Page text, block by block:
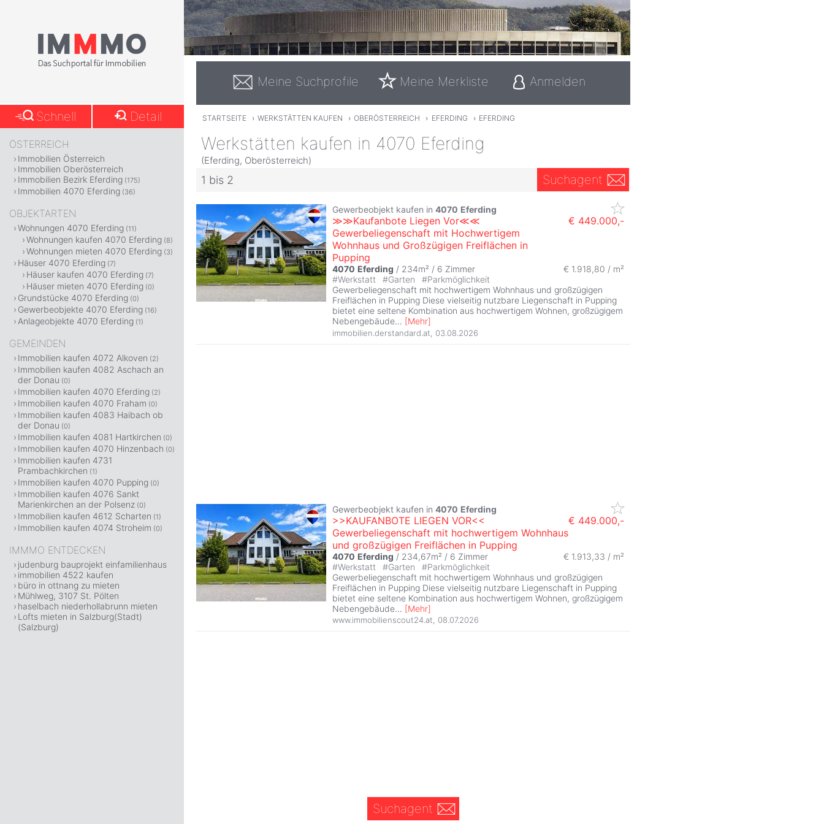
Meine Suchprofile Meine Merkliste Anmelden
STARTSEITE › WERKSTÄTTEN KAUFEN › OBERÖSTERREICH › EFERDING › EFERDING
Werkstätten kaufen in 4070 Eferding
(Eferding, Oberösterreich)
1 bis 2 Suchagent
Gewerbeobjekt kaufen in 4070 Eferding
≫≫Kaufanbote Liegen Vor≪≪
Gewerbeliegenschaft mit Hochwertigem
Wohnhaus und Großzügigen Freiflächen in
Pupping
€ 449.000,-
4070 Eferding / 234m² / 6 Zimmer
€ 1.918,80 / m²
#Werkstatt #Garten #Parkmöglichkeit
Gewerbeliegenschaft mit hochwertigem Wohnhaus und großzügigen
Freiflächen in Pupping Diese vielseitig nutzbare Liegenschaft in Pupping
bietet eine seltene Kombination aus hochwertigem Wohnen, großzügigem
Nebengebäude... [Mehr]
immobilien.derstandard.at 03.08.2026
Gewerbeobjekt kaufen in 4070 Eferding
>>KAUFANBOTE LIEGEN VOR<<
Gewerbeliegenschaft mit hochwertigem Wohnhaus
und großzügigen Freiflächen in Pupping
€ 449.000,-
4070 Eferding / 234,67m² / 6 Zimmer
€ 1.913,33 / m²
#Werkstatt #Garten #Parkmöglichkeit
Gewerbeliegenschaft mit hochwertigem Wohnhaus und großzügigen
Freiflächen in Pupping Diese vielseitig nutzbare Liegenschaft in Pupping
bietet eine seltene Kombination aus hochwertigem Wohnen, großzügigem
Nebengebäude... [Mehr]
www.immobilienscout24.at, 08.07.2026
Suchagent
Schnell Detail
ÖSTERREICH
Immobilien Österreich
Immobilien Oberösterreich
Immobilien Bezirk Eferding (175)
Immobilien 4070 Eferding (36)
OBJEKTARTEN
Wohnungen 4070 Eferding (11)
Wohnungen kaufen 4070 Eferding (8)
Wohnungen mieten 4070 Eferding (3)
Häuser 4070 Eferding (7)
Häuser kaufen 4070 Eferding (7)
Häuser mieten 4070 Eferding (0)
Grundstücke 4070 Eferding (0)
Gewerbeobjekte 4070 Eferding (16)
Anlageobjekte 4070 Eferding (1)
GEMEINDEN
Immobilien kaufen 4072 Alkoven (2)
Immobilien kaufen 4082 Aschach an
der Donau (0)
Immobilien kaufen 4070 Eferding (2)
Immobilien kaufen 4070 Fraham (0)
Immobilien kaufen 4083 Haibach ob
der Donau (0)
Immobilien kaufen 4081 Hartkirchen (0)
Immobilien kaufen 4070 Hinzenbach (0)
Immobilien kaufen 4731
Prambachkirchen (1)
Immobilien kaufen 4070 Pupping (0)
Immobilien kaufen 4076 Sankt
Marienkirchen an der Polsenz (0)
Immobilien kaufen 4612 Scharten (1)
Immobilien kaufen 4074 Stroheim (0)
IMMMO ENTDECKEN
judenburg bauprojekt einfamilienhaus
immobilien 4522 kaufen
büro in ottnang zu mieten
Mühlweg, 3107 St. Pölten
haselbach niederhollabrunn mieten
Lofts mieten in Salzburg(Stadt)
(Salzburg)